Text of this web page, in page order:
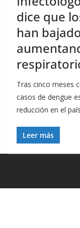
dice que
han
Tras cinco meses
casos de dengue
reducción en el
Leer más